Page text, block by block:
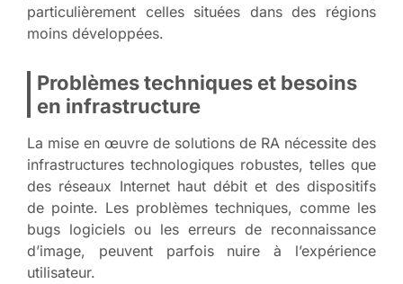
particulièrement celles situées dans des régions
moins développées.
Problèmes techniques et besoins
en infrastructure
La mise en œuvre de solutions de RA nécessite des
infrastructures technologiques robustes, telles que
des réseaux Internet haut débit et des dispositifs
de pointe. Les problèmes techniques, comme les
bugs logiciels ou les erreurs de reconnaissance
d’image, peuvent parfois nuire à l’expérience
utilisateur.